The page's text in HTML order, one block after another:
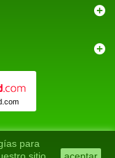
para